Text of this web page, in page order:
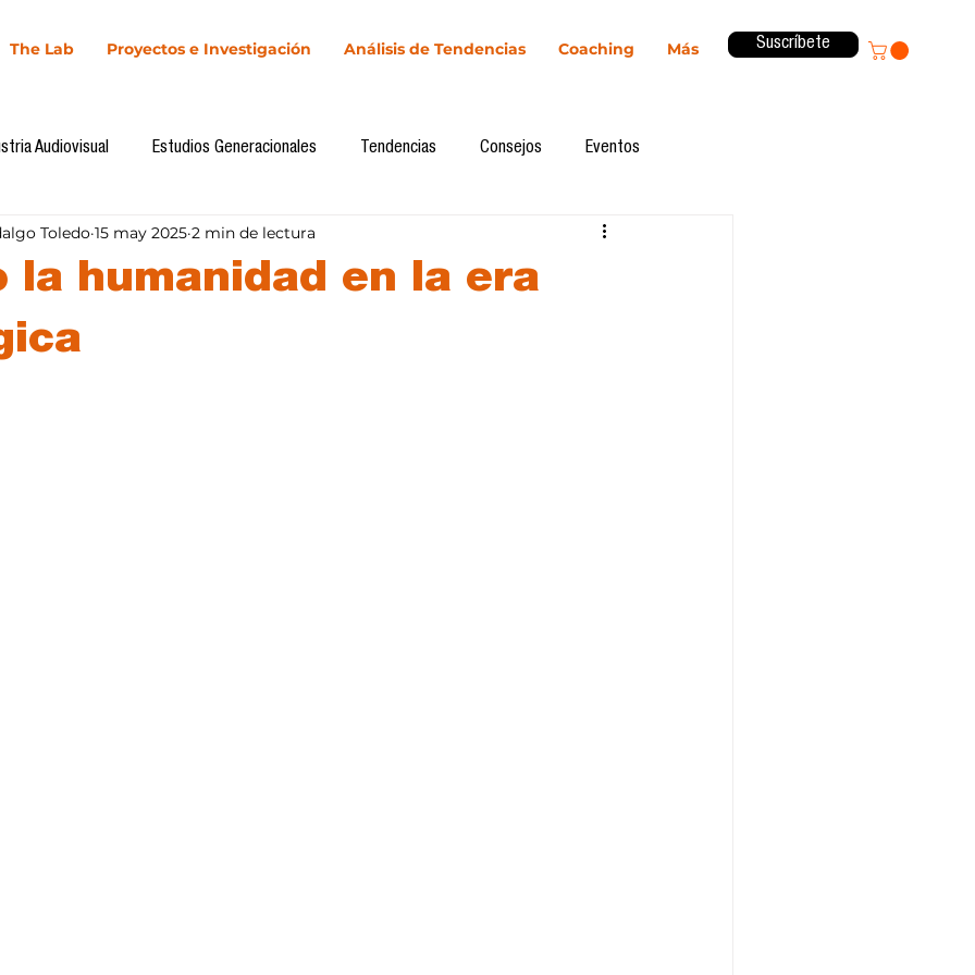
The Lab Proyectos e Investigación Análisis de Tendencias Coaching Más Suscríbete
Audiovisual Estudios Generacionales Tendencias Consejos Eventos
Cultura Digital Comunicación y Sociedad Innovación
la humanidad en la era
Toledo 15 may 2025 2 min de lectura